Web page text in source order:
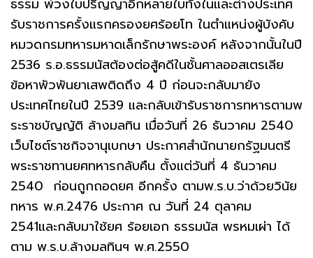
ธรรม พ่วงใบปริญญาอีกหลายใบทั้งในและต่างประเทศ
รับราชการครั้งแรกครองยศร้อยโท ในตำแหน่งผู้บังคับ
หมวดกรมทหารมหาดเล็กรักษาพระองค์ หลังจากนั้นในปี
2536 ร.อ.ธรรมนัสต้องต่อสู้คดีในชั้นศาลออสเตรเลีย
ข้อหาพัวพันยาเสพติดถึง 4 ปี ก่อนจะกลับมายัง
ประเทศไทยในปี 2539 และกลับเข้ารับราชการทหารตามพ
ระราชบัญญัติ ล้างมลทิน เมื่อวันที่ 26 ธันวาคม 2540
เว็บไซต์ราชกิจจานุเบกษา ประกาศสำนักนายกรัฐมนตรี
พระราชทานยศทหารกลับคืน ตั้งแต่วันที่ 4 ธันวาคม
2540 ก่อนถูกถอดยศ อีกครั้ง ตามพ.ร.บ.ว่าด้วยวินัย
ทหาร พ.ศ.2476 ประกาศ ณ วันที่ 24 ตุลาคม
2541และกลับมาใช้ยศ ร้อยเอก ธรรมนัส พรหมเผ่า ได้
ตาม พ.ร.บ.ล้างมลทินฯ พ.ศ.2550